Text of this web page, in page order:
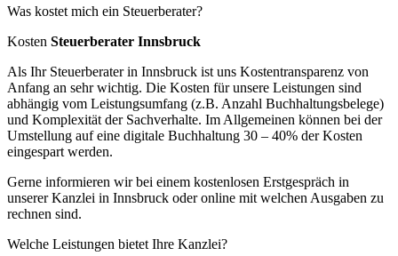
Was kostet mich ein Steuerberater?
Kosten Steuerberater Innsbruck
Als Ihr Steuerberater in Innsbruck ist uns Kostentransparenz von
Anfang an sehr wichtig. Die Kosten für unsere Leistungen sind
abhängig vom Leistungsumfang (z.B. Anzahl Buchhaltungsbelege)
und Komplexität der Sachverhalte. Im Allgemeinen können bei der
Umstellung auf eine digitale Buchhaltung 30 – 40% der Kosten
eingespart werden.
Gerne informieren wir bei einem kostenlosen Erstgespräch in
unserer Kanzlei in Innsbruck oder online mit welchen Ausgaben zu
rechnen sind.
Welche Leistungen bietet Ihre Kanzlei?